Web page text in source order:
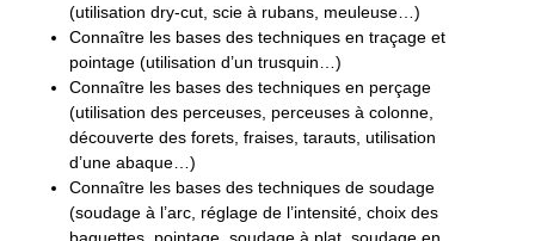
(utilisation dry-cut, scie à rubans, meuleuse…)
Connaître les bases des techniques en traçage et
pointage (utilisation d’un trusquin…)
Connaître les bases des techniques en perçage
(utilisation des perceuses, perceuses à colonne,
découverte des forets, fraises, tarauts, utilisation
d’une abaque…)
Connaître les bases des techniques de soudage
(soudage à l’arc, réglage de l’intensité, choix des